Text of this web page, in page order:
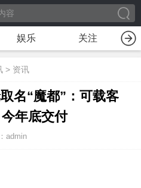
娱乐 关注
> 资讯
名“魔都”：可载客
年底交付
admin